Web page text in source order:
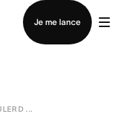
Je me lance
D ...